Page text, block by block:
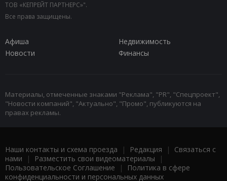
ТОВ «КЕПРЕЙТ ПАРТНЕРС»".
Все права защищены.
Афиша
Недвижимость
Новости
Финансы
Материалы, отмеченные знаками "Реклама", "PR", "Спецпроект",
"Новости компаний", "Актуально", "Промо", публикуются на
правах рекламы.
Наши контакты и схема проезда | Редакция | Связаться с
нами | Разместить свои видеоматериалы |
Пользовательское Соглашение |
Политика в сфере
конфиденциальности и персональных данных